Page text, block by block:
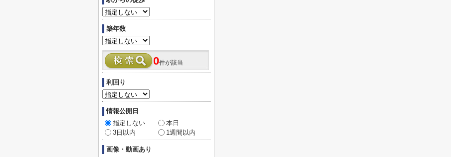
築年数
0件が該当
利回り
情報公開日
指定しない
本日
3日以内
1週間以内
画像・動画あり